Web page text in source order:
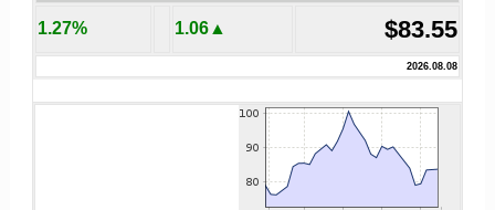
$83.55
▲1.06
1.27%
2026.08.08